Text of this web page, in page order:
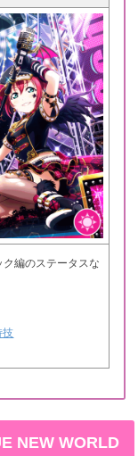
編のステータスな
技
NEW WORLD